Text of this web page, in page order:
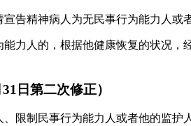
告精神病人为无民事行为能力人或
力人的，根据他健康恢复的状况
日第二次修正）
限制民事行为能力人或者他的监